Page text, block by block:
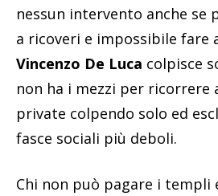
nessun intervento anche se
a ricoveri e impossibile fare
Vincenzo De Luca colpisce
non ha i mezzi per
private colpendo solo ed
fasce sociali più deboli.
Chi non può pagare i templi